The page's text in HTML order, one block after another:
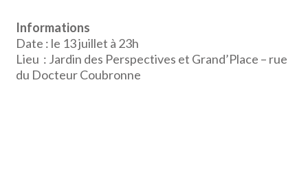
Informations
Date : le 13 juillet à 23h
Lieu : Jardin des Perspectives et Grand’Place – rue
du Docteur Coubronne